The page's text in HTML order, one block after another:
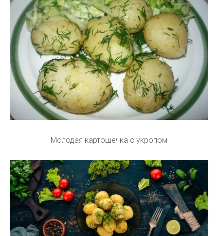
Молодая картошечка с укропом